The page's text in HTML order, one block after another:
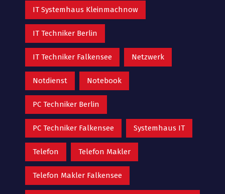
IT Systemhaus Kleinmachnow
IT Techniker Berlin
IT Techniker Falkensee Netzwerk
Notdienst Notebook
PC Techniker Berlin
PC Techniker Falkensee Systemhaus IT
Telefon Telefon Makler
Telefon Makler Falkensee